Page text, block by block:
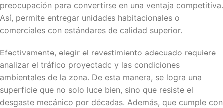
preocupación para convertirse en una ventaja competitiva.
Así, permite entregar unidades habitacionales o
comerciales con estándares de calidad superior.
Efectivamente, elegir el revestimiento adecuado requiere
analizar el tráfico proyectado y las condiciones
ambientales de la zona. De esta manera, se logra una
superficie que no solo luce bien, sino que resiste el
desgaste mecánico por décadas. Además, que cumple con